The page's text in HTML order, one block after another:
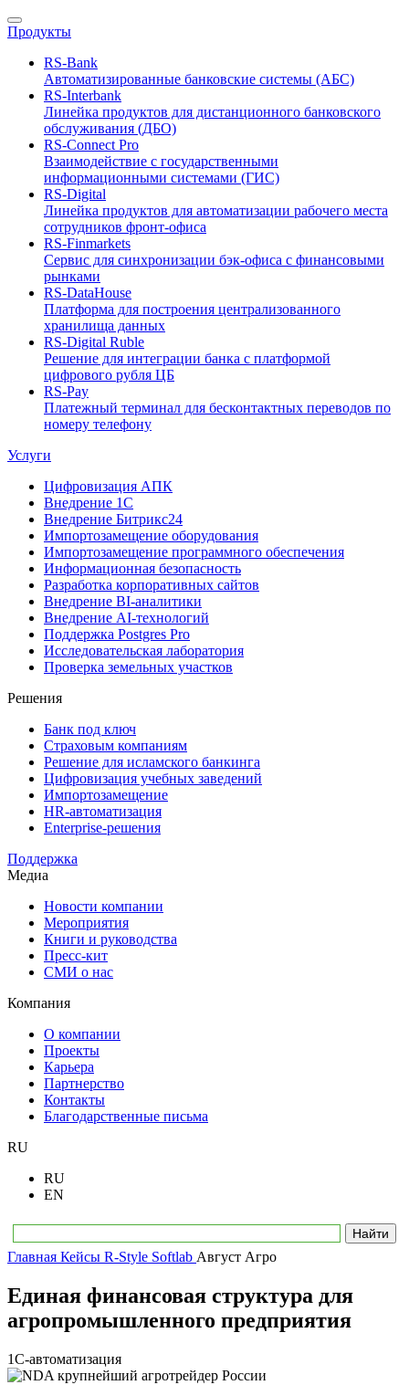
Продукты
RS-Bank
Автоматизированные банковские системы (АБС)
RS-Interbank
Линейка продуктов для дистанционного банковского
обслуживания (ДБО)
RS-Connect Pro
Взаимодействие с государственными
информационными системами (ГИС)
RS-Digital
Линейка продуктов для автоматизации рабочего места
сотрудников фронт-офиса
RS-Finmarkets
Сервис для синхронизации бэк-офиса с финансовыми
рынками
RS-DataHouse
Платформа для построения централизованного
хранилища данных
RS-Digital Ruble
Решение для интеграции банка с платформой
цифрового рубля ЦБ
RS-Pay
Платежный терминал для бесконтактных переводов по
номеру телефону
Услуги
Цифровизация АПК
Внедрение 1С
Внедрение Битрикс24
Импортозамещение оборудования
Импортозамещение программного обеспечения
Информационная безопасность
Разработка корпоративных сайтов
Внедрение BI-аналитики
Внедрение AI-технологий
Поддержка Postgres Pro
Исследовательская лаборатория
Проверка земельных участков
Решения
Банк под ключ
Страховым компаниям
Решение для исламского банкинга
Цифровизация учебных заведений
Импортозамещение
HR-автоматизация
Enterprise-решения
Поддержка
Медиа
Новости компании
Мероприятия
Книги и руководства
Пресс-кит
СМИ о нас
Компания
О компании
Проекты
Карьера
Партнерство
Контакты
Благодарственные письма
RU
RU
EN
Главная Кейсы R-Style Softlab Август Агро
Единая финансовая структура для
агропромышленного предприятия
1C-автоматизация